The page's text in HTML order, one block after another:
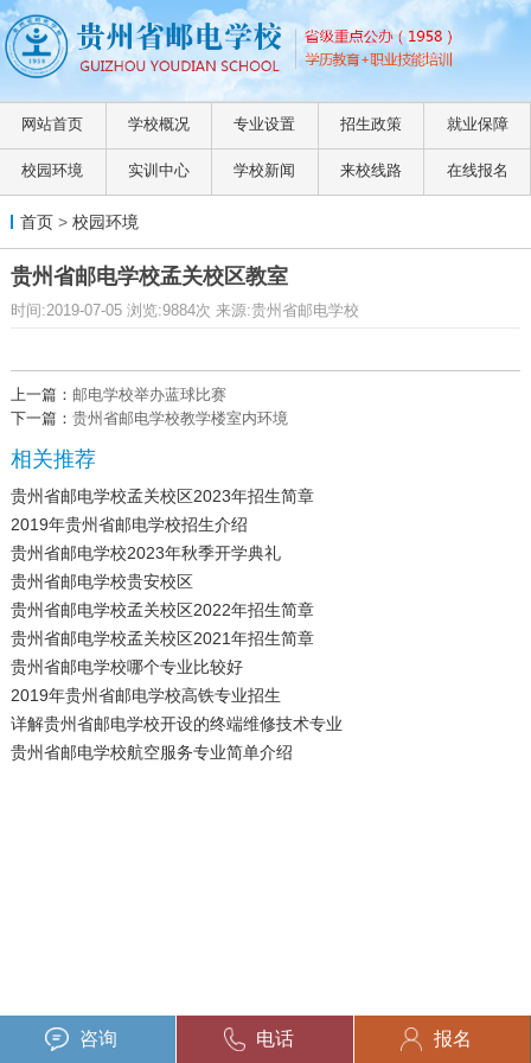
网站首页 学校概况 专业设置 招生政策 就业保障
校园环境 实训中心 学校新闻 来校线路 在线报名
首页> 校园环境
贵州省邮电学校孟关校区教室
时间:2019-07-05 浏览:9884次 来源:贵州省邮电学校
上一篇： 邮电学校举办蓝球比赛
下一篇： 贵州省邮电学校教学楼室内环境
相关推荐
贵州省邮电学校孟关校区2023年招生简章
2019年贵州省邮电学校招生介绍
贵州省邮电学校2023年秋季开学典礼
贵州省邮电学校贵安校区
贵州省邮电学校孟关校区2022年招生简章
贵州省邮电学校孟关校区2021年招生简章
贵州省邮电学校哪个专业比较好
2019年贵州省邮电学校高铁专业招生
详解贵州省邮电学校开设的终端维修技术专业
贵州省邮电学校航空服务专业简单介绍
咨询 电话 报名